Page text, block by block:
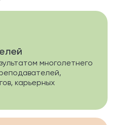
многолетнего
карьерных